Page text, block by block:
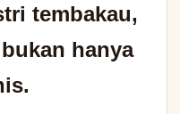
tembakau,
hanya